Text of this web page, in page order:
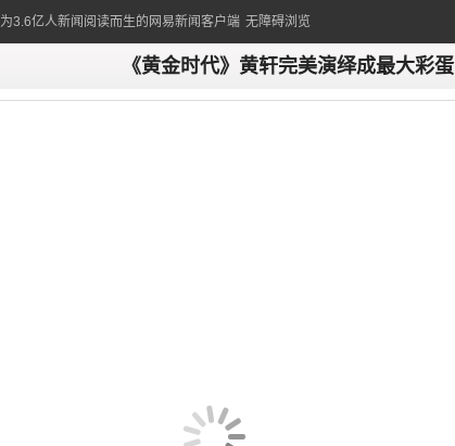
为3.6亿人新闻阅读而生的网易新闻客户端 无障碍浏览
《黄金时代》黄轩完美演绎成最大彩蛋